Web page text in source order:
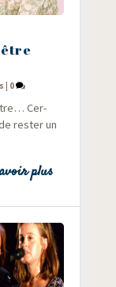
être
0
Cer­
res­ter un
plus